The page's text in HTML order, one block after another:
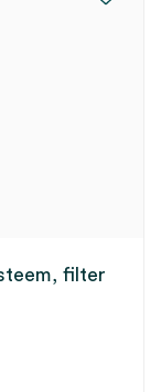
filter